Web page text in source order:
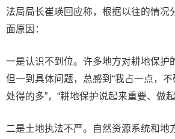
法局局长崔瑛回应称，根据以往的情况
面原因：
一是认识不到位。许多地方对耕地保护
但一到具体问题，总感到“我占一点，不
处得的多”，“耕地保护说起来重要、做
二是土地执法不严。自然资源系统和地